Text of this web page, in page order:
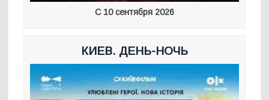
С 10 сентября 2026
КИЕВ. ДЕНЬ-НОЧЬ